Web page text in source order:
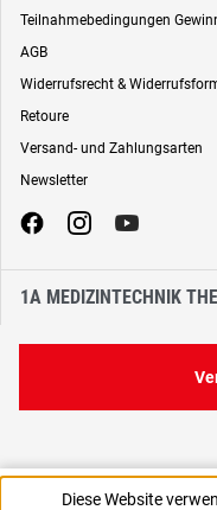
34,90 € 39,99 €
Teilnahmebedingungen
AGB
Widerrufsrecht &
Retoure
Versand- und Zahlungsarten
Newsletter
1A MEDIZINTECHNIK
Diese Website